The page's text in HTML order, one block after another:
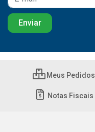
Meus Pedidos
Notas Fiscais